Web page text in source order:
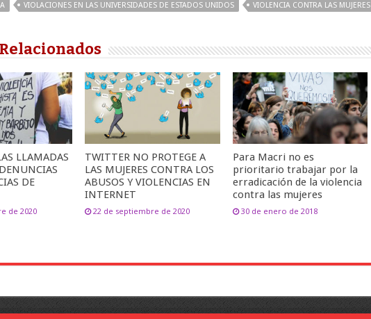
VIOLACIONES EN LAS UNIVERSIDADES DE ESTADOS UNIDOS VIOLENCIA CONTRA LAS MUJERES
LLAMADAS
DE
de 2020
TWITTER NO PROTEGE A
LAS MUJERES CONTRA LOS
ABUSOS Y VIOLENCIAS EN
INTERNET
22 de septiembre de 2020
Para Macri no es
prioritario trabajar por la
erradicación de la violencia
contra las mujeres
30 de enero de 2018